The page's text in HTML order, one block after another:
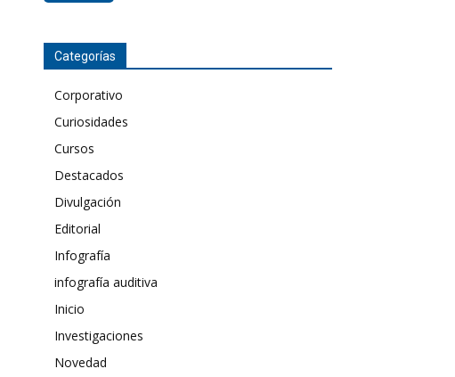
Categorías
Corporativo
Curiosidades
Cursos
Destacados
Divulgación
Editorial
Infografía
infografía auditiva
Inicio
Investigaciones
Novedad